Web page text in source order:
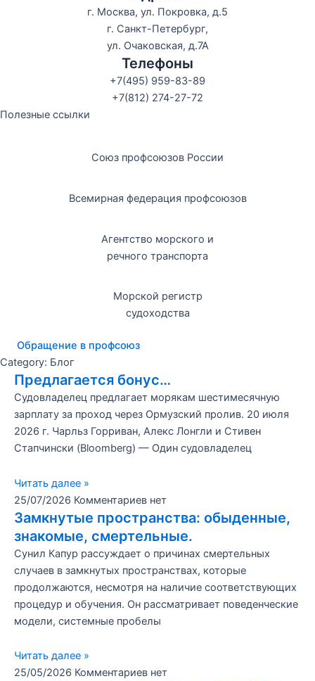
г. Москва, ул. Покровка, д.5
г. Санкт-Петербург,
ул. Очаковская, д.7А
Телефоны
+7(495) 959-83-89
+7(812) 274-27-72
Полезные ссылки
Союз профсоюзов России
Всемирная федерация профсоюзов
Агентство морского и
речного транспорта
Морской регистр
судоходства
Обращение в профсоюз
Category: Блог
Предлагается бонус…
Судовладелец предлагает морякам шестимесячную
зарплату за проход через Ормузский пролив. 20 июля
2026 г. Чарльз Горриван, Алекс Лонгли и Стивен
Стапчински (Bloomberg) — Один судовладелец
Читать далее »
25/07/2026 Комментариев нет
Замкнутые пространства: обыденные,
знакомые, смертельные.
Сунил Капур рассуждает о причинах смертельных
случаев в замкнутых пространствах, которые
продолжаются, несмотря на наличие соответствующих
процедур и обучения. Он рассматривает поведенческие
модели, системные пробелы
Читать далее »
25/05/2026 Комментариев нет